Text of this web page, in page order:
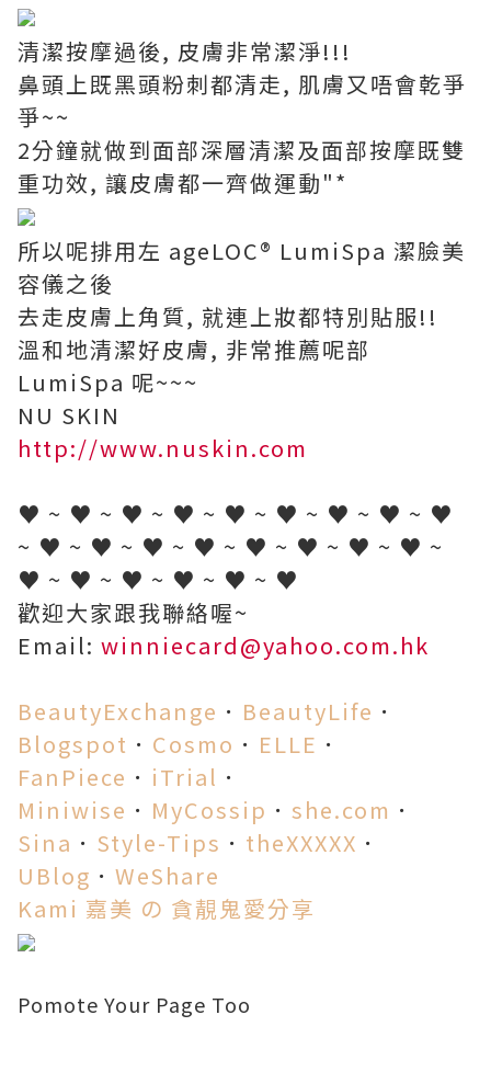
清潔按摩過後, 皮膚非常潔淨!!!
鼻頭上既黑頭粉刺都清走, 肌膚又唔會乾爭
爭~~
2分鐘就做到面部深層清潔及面部按摩既雙
重功效, 讓皮膚都一齊做運動"*
所以呢排用左 ageLOC® LumiSpa 潔臉美
容儀之後
去走皮膚上角質, 就連上妝都特別貼服!!
溫和地清潔好皮膚, 非常推薦呢部
LumiSpa 呢~~~
NU SKIN
http://www.nuskin.com
♥ ~ ♥ ~ ♥ ~ ♥ ~ ♥ ~ ♥ ~ ♥ ~ ♥ ~ ♥
~ ♥ ~ ♥ ~ ♥ ~ ♥ ~ ♥ ~ ♥ ~ ♥ ~ ♥ ~
♥ ~ ♥ ~ ♥ ~ ♥ ~ ♥ ~ ♥
歡迎大家跟我聯絡喔~
Email: winniecard@yahoo.com.hk
BeautyExchange ． BeautyLife ．
Blogspot ． Cosmo ． ELLE ．
FanPiece ． iTrial ．
Miniwise ． MyCossip ． she.com ．
Sina ． Style-Tips ． theXXXXX ．
UBlog ． WeShare
Kami 嘉美 の 貪靚鬼愛分享
Pomote Your Page Too